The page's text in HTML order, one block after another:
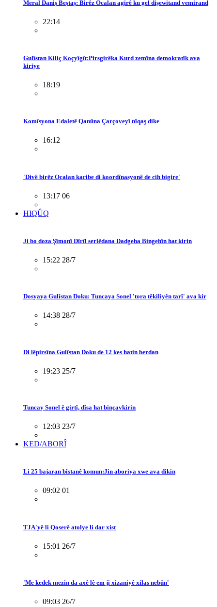
Meral Daniş Beştaş: Birêz Ocalan agirê ku gel dişewitand vemirand
22:14
Gulîstan Kiliç Koçyîgît:Pirsgirêka Kurd zemîna demokratîk ava
kiriye
18:19
Komîsyona Edaletê Qanûna Çarçoveyî nîqaş dike
16:12
'Divê birêz Ocalan karibe di koordînasyonê de cih bigire'
13:17 06
HIQÛQ
Ji bo doza Şîmonî Dîrîl serlêdana Dadgeha Bingehîn hat kirin
15:22 28/7
Dosyaya Gulîstan Doku: Tuncaya Sonel 'tora têkiliyên tarî' ava kir
14:38 28/7
Di lêpirsîna Gulîstan Doku de 12 kes hatin berdan
19:23 25/7
Tuncay Sonel ê girtî, dîsa hat binçavkirin
12:03 23/7
KED/ABORÎ
Li 25 bajaran bîstanê komun:Jin aboriya xwe ava dikin
09:02 01
TJA'yê li Qoserê atolye li dar xist
15:01 26/7
'Me kedek mezin da axê lê em ji xizaniyê xilas nebûn'
09:03 26/7